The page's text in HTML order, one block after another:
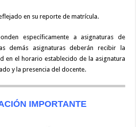
en su reporte de matrícula.
específicamente a asignaturas de
demás asignaturas deberán recibir la
en el horario establecido de la asignatura
y la presencia del docente.
IMPORTANTE